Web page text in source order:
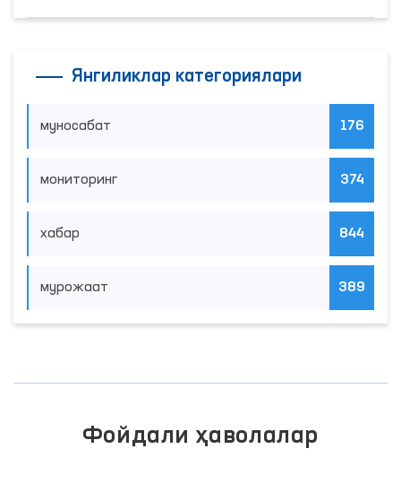
Янгиликлар категориялари
муносабат 176
мониторинг 374
хабар 844
мурожаат 389
Фойдали ҳаволалар